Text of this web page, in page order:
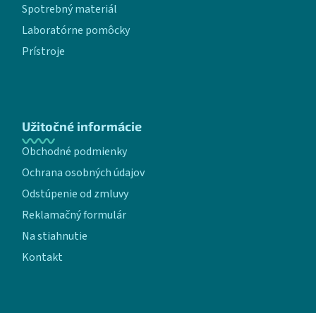
Spotrebný materiál
Laboratórne pomôcky
Prístroje
Užitočné informácie
Obchodné podmienky
Ochrana osobných údajov
Odstúpenie od zmluvy
Reklamačný formulár
Na stiahnutie
Kontakt